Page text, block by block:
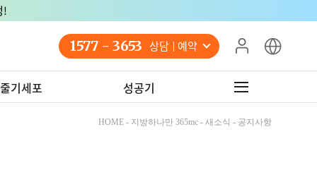
!
1577 - 3653 상담 예약
기세포 성공기
HOME - 지방하나만 365mc - 새소식 - 공지사항